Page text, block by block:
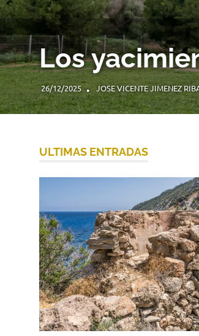
Los
26/12/2025 JOSE VICENTE JIMENEZ
ULTIMAS ENTRADAS